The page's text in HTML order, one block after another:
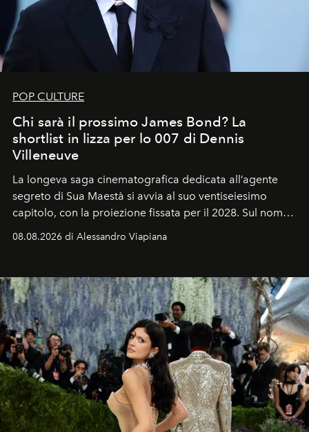
POP CULTURE
Chi sarà il prossimo James Bond? La
shortlist in lizza per lo 007 di Dennis
Villeneuve
La longeva saga cinematografica dedicata all’agente
segreto di Sua Maestà si avvia al suo ventiseiesimo
capitolo, con la proiezione fissata per il 2028. Sul nome
dell’attore chiamato a raccogliere l’eredità di Daniel
Craig, però, regna ancora il più assoluto riserbo.
08.08.2026 di Alessandro Viapiana